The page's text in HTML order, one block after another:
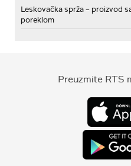
Leskovačka sprža – proizvod
poreklom
Preuzmite RTS